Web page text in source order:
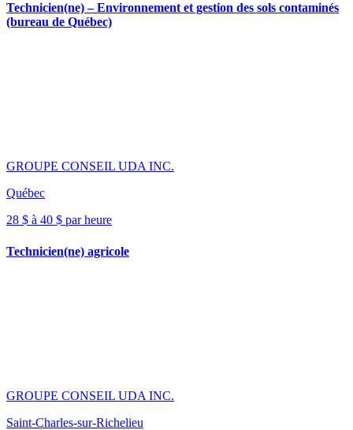
Technicien(ne) – Environnement et gestion des sols contaminés
(bureau de Québec)
GROUPE CONSEIL UDA INC.
Québec
28 $ à 40 $ par heure
Technicien(ne) agricole
GROUPE CONSEIL UDA INC.
Saint-Charles-sur-Richelieu